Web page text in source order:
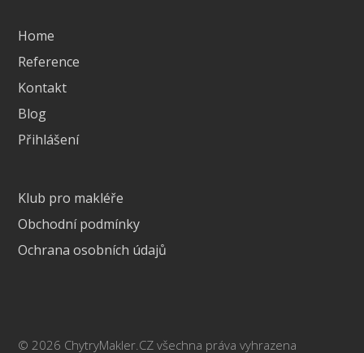
Home
Reference
Kontakt
Blog
Přihlášení
Klub pro makléře
Obchodní podmínky
Ochrana osobních údajů
© 2026 ChytryMakler.CZ všechna práva vyhrazena